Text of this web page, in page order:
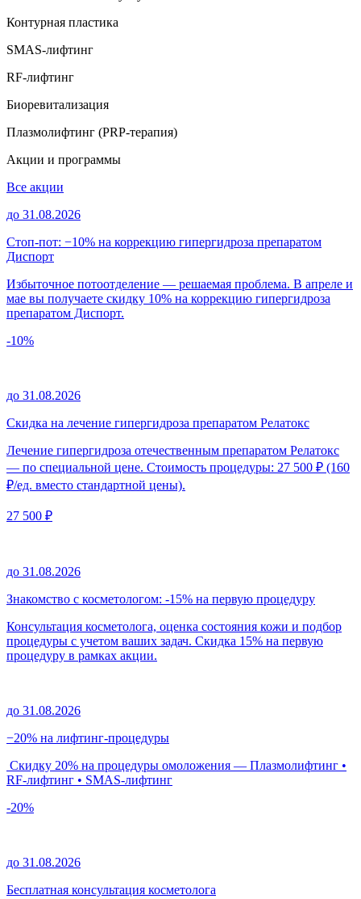
Контурная пластика
SMAS-лифтинг
RF-лифтинг
Биоревитализация
Плазмолифтинг (PRP-терапия)
Акции и программы
Все акции
до 31.08.2026
Стоп-пот: −10% на коррекцию гипергидроза препаратом
Диспорт
Избыточное потоотделение — решаемая проблема. В апреле и
мае вы получаете скидку 10% на коррекцию гипергидроза
препаратом Диспорт.
-10%
до 31.08.2026
Скидка на лечение гипергидроза препаратом Релатокс
Лечение гипергидроза отечественным препаратом Релатокс
— по специальной цене. Стоимость процедуры: 27 500 ₽ (160
₽/ед. вместо стандартной цены).
27 500 ₽
до 31.08.2026
Знакомство с косметологом: -15% на первую процедуру
Консультация косметолога, оценка состояния кожи и подбор
процедуры с учетом ваших задач. Скидка 15% на первую
процедуру в рамках акции.
до 31.08.2026
−20% на лифтинг-процедуры
Скидку 20% на процедуры омоложения — Плазмолифтинг •
RF-лифтинг • SMAS-лифтинг
-20%
до 31.08.2026
Бесплатная консультация косметолога